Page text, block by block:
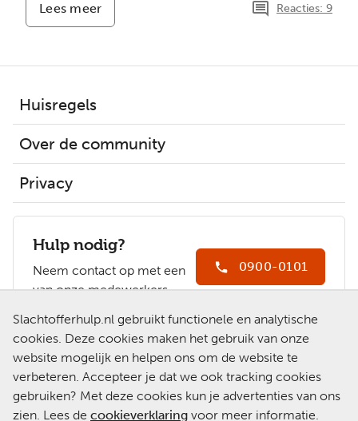
Slachtofferhulp.nl gebruikt functionele en analytische
cookies. Deze cookies maken het gebruik van onze
website mogelijk en helpen ons om de website te
verbeteren. Accepteer je dat we ook tracking cookies
gebruiken? Met deze cookies kun je advertenties van ons
zien. Lees de cookieverklaring voor meer informatie.
Lees meer
Een
Reacties: 9
Huisregels
Over de community
Privacy
Hulp nodig?
Neem contact op met een
van onze medewerkers.
0900-0101
Slachtofferhulp.nl
Chat met een
medewerker